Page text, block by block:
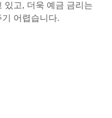
있고, 더욱 예금 금리는
어렵습니다.